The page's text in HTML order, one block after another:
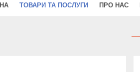
ТОВАРИ ТА ПОСЛУГИ ПРО НАС